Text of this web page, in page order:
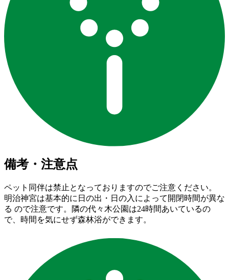
備考・注意点
ペット同伴は禁止となっておりますのでご注意ください。
明治神宮は基本的に日の出・日の入によって開閉時間が異な
る ので注意です。隣の代々木公園は24時間あいているの
で、時間を気にせず森林浴ができます。